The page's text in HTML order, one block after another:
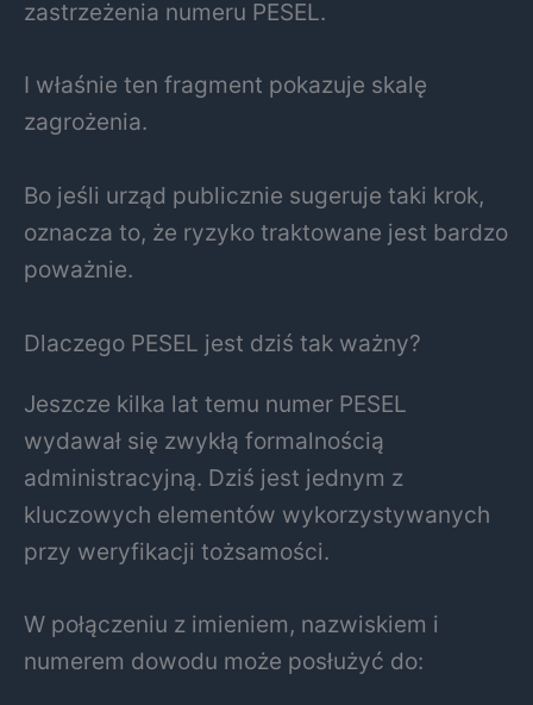
zastrzeżenia numeru PESEL.
I właśnie ten fragment pokazuje skalę
zagrożenia.
Bo jeśli urząd publicznie sugeruje taki krok,
oznacza to, że ryzyko traktowane jest bardzo
poważnie.
Dlaczego PESEL jest dziś tak ważny?
Jeszcze kilka lat temu numer PESEL
wydawał się zwykłą formalnością
administracyjną. Dziś jest jednym z
kluczowych elementów wykorzystywanych
przy weryfikacji tożsamości.
W połączeniu z imieniem, nazwiskiem i
numerem dowodu może posłużyć do: